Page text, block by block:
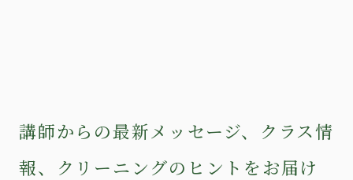
講師からの最新メッセージ、クラス情
報、クリーニングのヒントをお届け